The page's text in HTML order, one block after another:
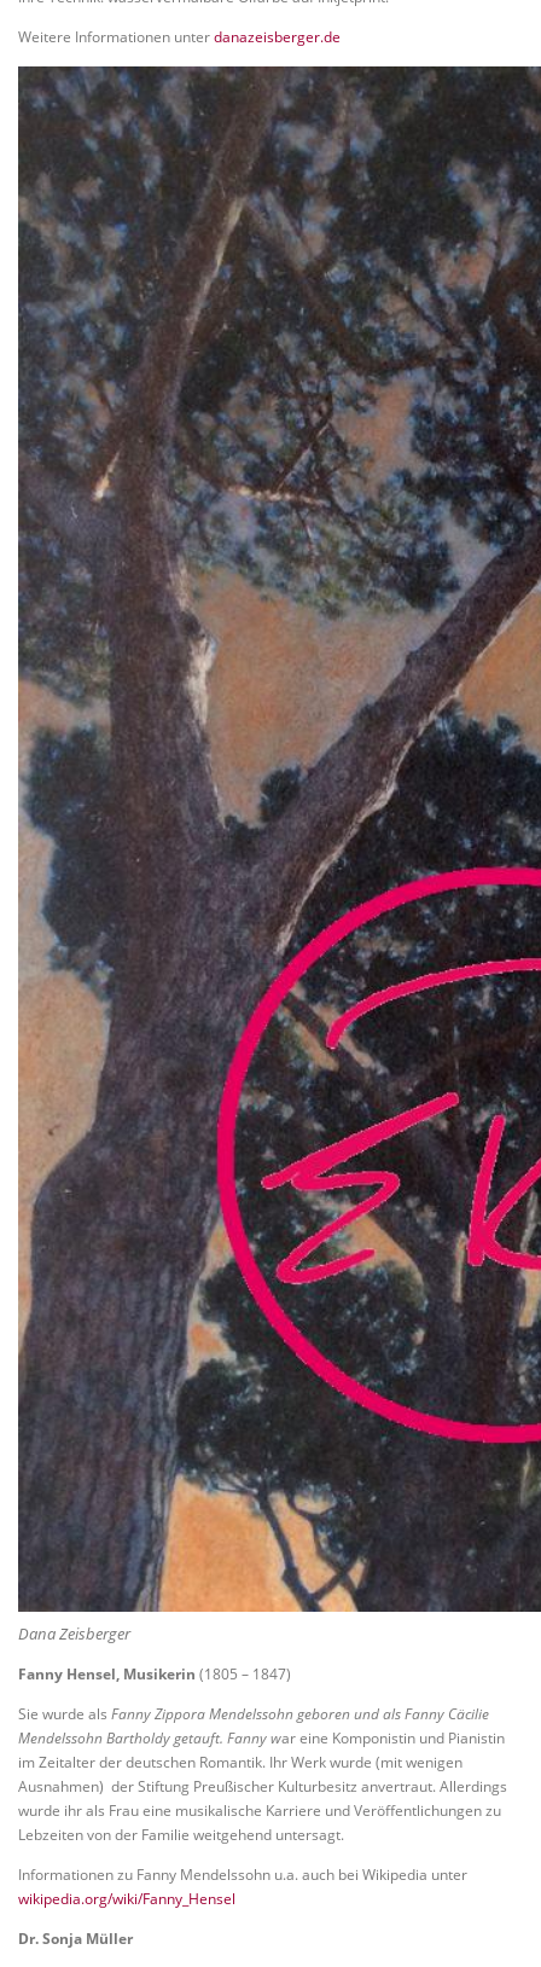
Weitere Informationen unterdanazeisberger.de
Dana Zeisberger
Fanny Hensel, Musikerin (1805 – 1847)
Sie wurde als Fanny Zippora Mendelssohn geboren und als Fanny Cäcilie
Mendelssohn Bartholdy getauft. Fanny war eine Komponistin und Pianistin
im Zeitalter der deutschen Romantik. Ihr Werk wurde (mit wenigen
Ausnahmen) der Stiftung Preußischer Kulturbesitz anvertraut. Allerdings
wurde ihr als Frau eine musikalische Karriere und Veröffentlichungen zu
Lebzeiten von der Familie weitgehend untersagt.
Informationen zu Fanny Mendelssohn u.a. auch bei Wikipedia unter
wikipedia.org/wiki/Fanny_Hensel
Dr. Sonja Müller